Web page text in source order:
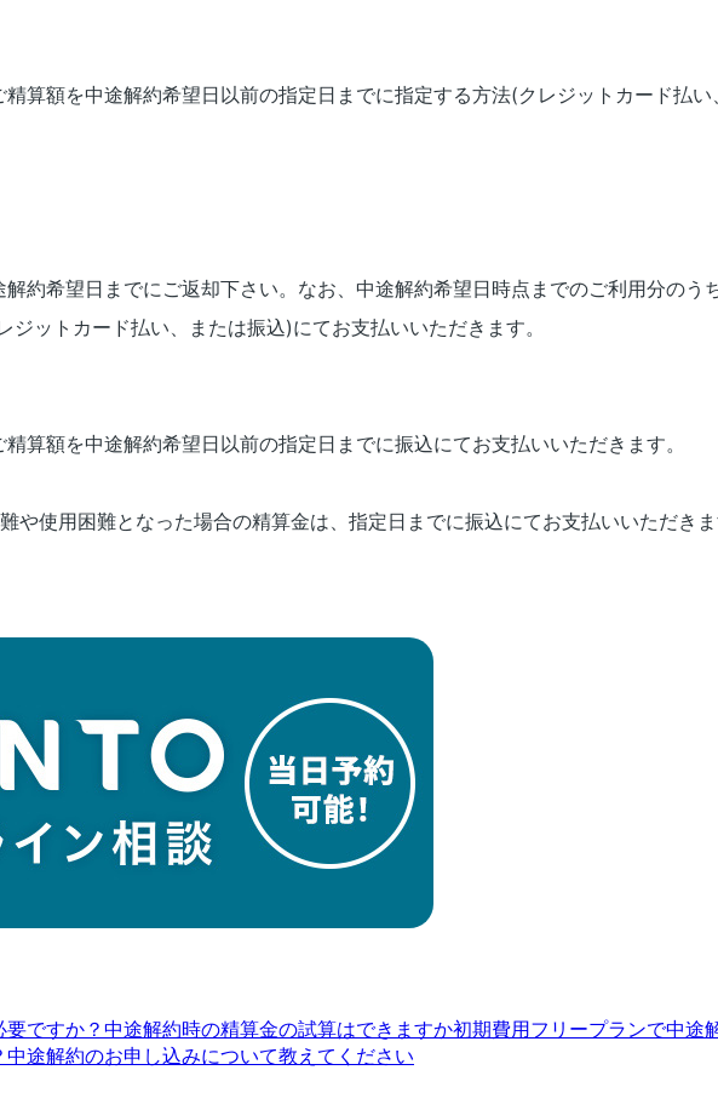
算額を中途解約希望日以前の指定日までに指定する方法(クレジットカード払
約希望日までにご返却下さい。なお、中途解約希望日時点までのご利用分のう
ットカード払い、または振込)にてお支払いいただきます。
算額を中途解約希望日以前の指定日までに振込にてお支払いいただきます。
や使用困難となった場合の精算金は、指定日までに振込にてお支払いいただき
ですか？ 中途解約時の精算金の試算はできますか初期費用フリープランで中途
中途解約のお申し込みについて教えてください